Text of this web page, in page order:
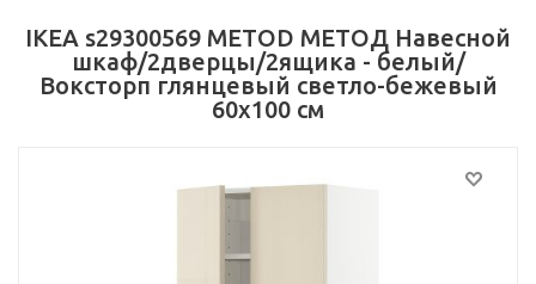
IKEA s29300569 METOD МЕТОД Навесной
шкаф/2дверцы/2ящика - белый/
Воксторп глянцевый светло-бежевый
60x100 см